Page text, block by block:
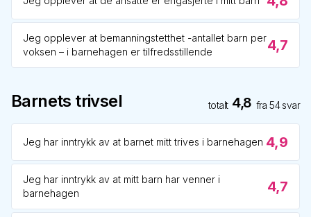
Jeg opplever at bemanningstetthet -antallet barn per
voksen – i barnehagen er tilfredsstillende
4,7
Barnets trivsel totalt 4,8 fra54svar
Jeg har inntrykk av at barnet mitt trives i barnehagen 4,9
Jeg har inntrykk av at mitt barn har venner i
barnehagen
4,7